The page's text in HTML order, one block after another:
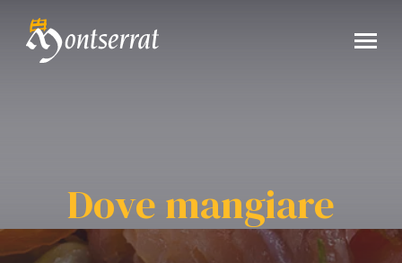
Dove mangiare